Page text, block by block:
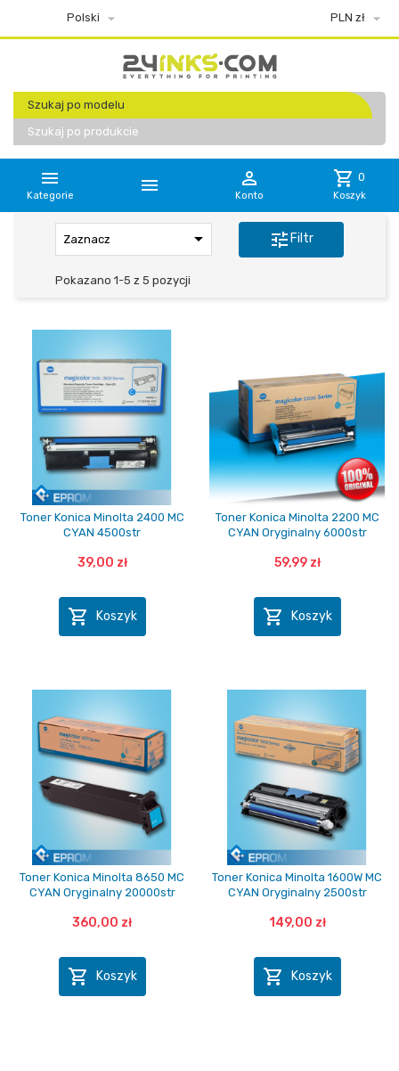
Polski  PLN zł 
Szukaj po modelu
Szukaj po produkcie

Kategorie  
Konto
shopping_cart 0
Koszyk
Zaznacz  tuneFiltr
Pokazano 1-5 z 5 pozycji
Toner Konica Minolta 2400 MC
CYAN 4500str
39,00 zł
 Koszyk
Toner Konica Minolta 2200 MC
CYAN Oryginalny 6000str
59,99 zł
 Koszyk
Toner Konica Minolta 8650 MC
CYAN Oryginalny 20000str
360,00 zł
 Koszyk
Toner Konica Minolta 1600W MC
CYAN Oryginalny 2500str
149,00 zł
 Koszyk